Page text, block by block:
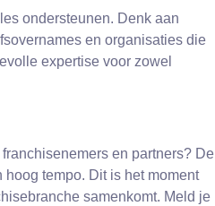
ondersteunen. Denk aan
en organisaties die
expertise voor zowel
en partners? De
tempo. Dit is het moment
samenkomt. Meld je